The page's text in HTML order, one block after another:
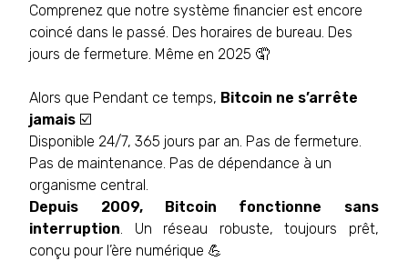
Comprenez que notre système financier est encore
coincé dans le passé. Des horaires de bureau. Des
jours de fermeture. Même en 2025 🤦
Alors que Pendant ce temps, Bitcoin ne s’arrête
jamais ☑️
Disponible 24/7, 365 jours par an. Pas de fermeture.
Pas de maintenance. Pas de dépendance à un
organisme central.
Depuis 2009, Bitcoin fonctionne sans
interruption. Un réseau robuste, toujours prêt,
conçu pour l’ère numérique 💪